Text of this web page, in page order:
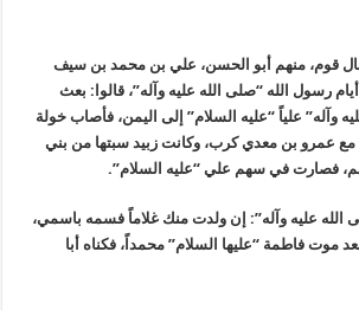
قوم، منهم أبو الحسن، علي بن محمد بن سيف
رسول الله “صلى الله عليه وآله”، قالوا: بعث
وآله” علياً “عليه السلام” إلى اليمن، فأصاب خولة
مع عمرو بن معدي كرب، وكانت زبيد سبتها من بني
فصارت في سهم علي “عليه السلام”.
الله عليه وآله”: إن ولدت منك غلاماً فسمه باسمي،
موت فاطمة “عليها السلام” محمداً، فكناه أبا